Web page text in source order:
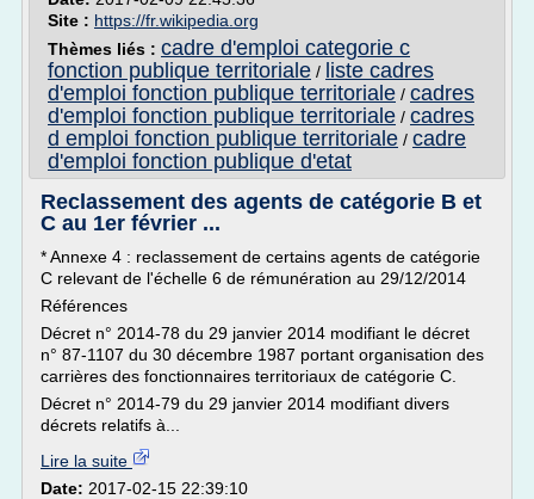
Site : https://fr.wikipedia.org
Thèmes liés : cadre d'emploi categorie c
fonction publique territoriale / liste cadres
d'emploi fonction publique territoriale / cadres
d'emploi fonction publique territoriale / cadres
d emploi fonction publique territoriale / cadre
d'emploi fonction publique d'etat
Reclassement des agents de catégorie B et
C au 1er février ...
* Annexe 4 : reclassement de certains agents de catégorie
C relevant de l'échelle 6 de rémunération au 29/12/2014
Références
Décret n° 2014-78 du 29 janvier 2014 modifiant le décret
n° 87-1107 du 30 décembre 1987 portant organisation des
carrières des fonctionnaires territoriaux de catégorie C.
Décret n° 2014-79 du 29 janvier 2014 modifiant divers
décrets relatifs à...
Lire la suite
Date: 2017-02-15 22:39:10